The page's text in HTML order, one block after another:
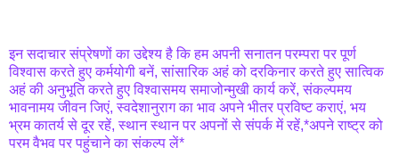
इन सदाचार संप्रेषणों का उद्देश्य है कि हम अपनी सनातन परम्परा पर पूर्ण
विश्वास करते हुए कर्मयोगी बनें, सांसारिक अहं को दरकिनार करते हुए सात्विक
अहं की अनुभूति करते हुए विश्वासमय समाजोन्मुखी कार्य करें, संकल्पमय
भावनामय जीवन जिएं, स्वदेशानुराग का भाव अपने भीतर प्रविष्ट कराएं, भय
भ्रम कातर्य से दूर रहें, स्थान स्थान पर अपनों से संपर्क में रहें,*अपने राष्ट्र को
परम वैभव पर पहुंचाने का संकल्प लें*